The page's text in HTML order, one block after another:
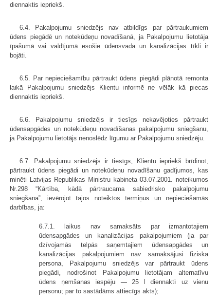
diennaktis iepriekš.
6.4. Pakalpojumu sniedzējs nav atbildīgs par pārtraukumiem
ūdens piegādē un notekūdeņu novadīšanā, ja Pakalpojumu lietotāja
īpašumā vai valdījumā esošie ūdensvada un kanalizācijas tīkli ir
bojāti.
6.5. Par nepieciešamību pārtraukt ūdens piegādi plānotā remonta
laikā Pakalpojumu sniedzējs Klientu informē ne vēlāk kā piecas
diennaktis iepriekš.
6.6. Pakalpojumu sniedzējs ir tiesīgs nekavējoties pārtraukt
ūdensapgādes un notekūdeņu novadīšanas pakalpojumu sniegšanu,
ja Pakalpojumu lietotājs nenoslēdz līgumu ar Pakalpojumu sniedzēju.
6.7. Pakalpojumu sniedzējs ir tiesīgs, Klientu iepriekš brīdinot,
pārtraukt ūdens piegādi un notekūdeņu novadīšanu gadījumos, kas
minēti Latvijas Republikas Ministru kabineta 03.07.2001. noteikumos
Nr.298 “Kārtība, kādā pārtraucama sabiedrisko pakalpojumu
sniegšana”, ievērojot tajos noteiktos termiņus un nepieciešamās
darbības, ja:
6.7.1. laikus nav samaksāts par izmantotajiem
ūdensapgādes un kanalizācijas pakalpojumiem (ja par
dzīvojamās telpās saņemtajiem ūdensapgādes un
kanalizācijas pakalpojumiem nav samaksājusi fiziska
persona, Pakalpojumu sniedzējs var pārtraukt ūdens
piegādi, nodrošinot Pakalpojumu lietotājam alternatīvu
ūdens ņemšanas iespēju — 25 l diennaktī uz vienu
personu; par to sastādāms attiecīgs akts);